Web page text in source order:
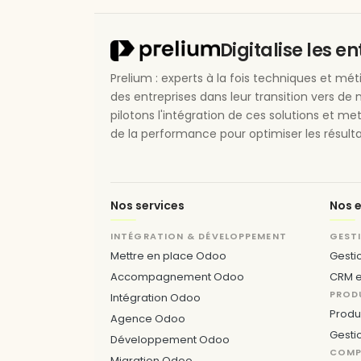
Digitalise les
Prelium : experts à la fois techniques et
des entreprises dans leur transition vers de
pilotons l'intégration de ces solutions et
de la performance pour optimiser les
Nos services
INTÉGRATION & DÉVELOPPEMENT
Mettre en place Odoo
Accompagnement Odoo
Intégration Odoo
Agence Odoo
Développement Odoo
Nos
CRM